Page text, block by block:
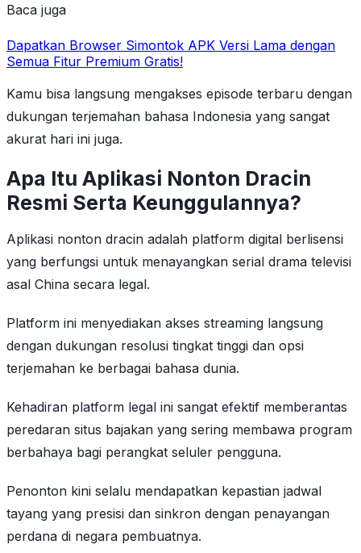
Baca juga
Dapatkan Browser Simontok APK Versi Lama dengan
Semua Fitur Premium Gratis!
Kamu bisa langsung mengakses episode terbaru dengan
dukungan terjemahan bahasa Indonesia yang sangat
akurat hari ini juga.
Apa Itu Aplikasi Nonton Dracin
Resmi Serta Keunggulannya?
Aplikasi nonton dracin adalah platform digital berlisensi
yang berfungsi untuk menayangkan serial drama televisi
asal China secara legal.
Platform ini menyediakan akses streaming langsung
dengan dukungan resolusi tingkat tinggi dan opsi
terjemahan ke berbagai bahasa dunia.
Kehadiran platform legal ini sangat efektif memberantas
peredaran situs bajakan yang sering membawa program
berbahaya bagi perangkat seluler pengguna.
Penonton kini selalu mendapatkan kepastian jadwal
tayang yang presisi dan sinkron dengan penayangan
perdana di negara pembuatnya.